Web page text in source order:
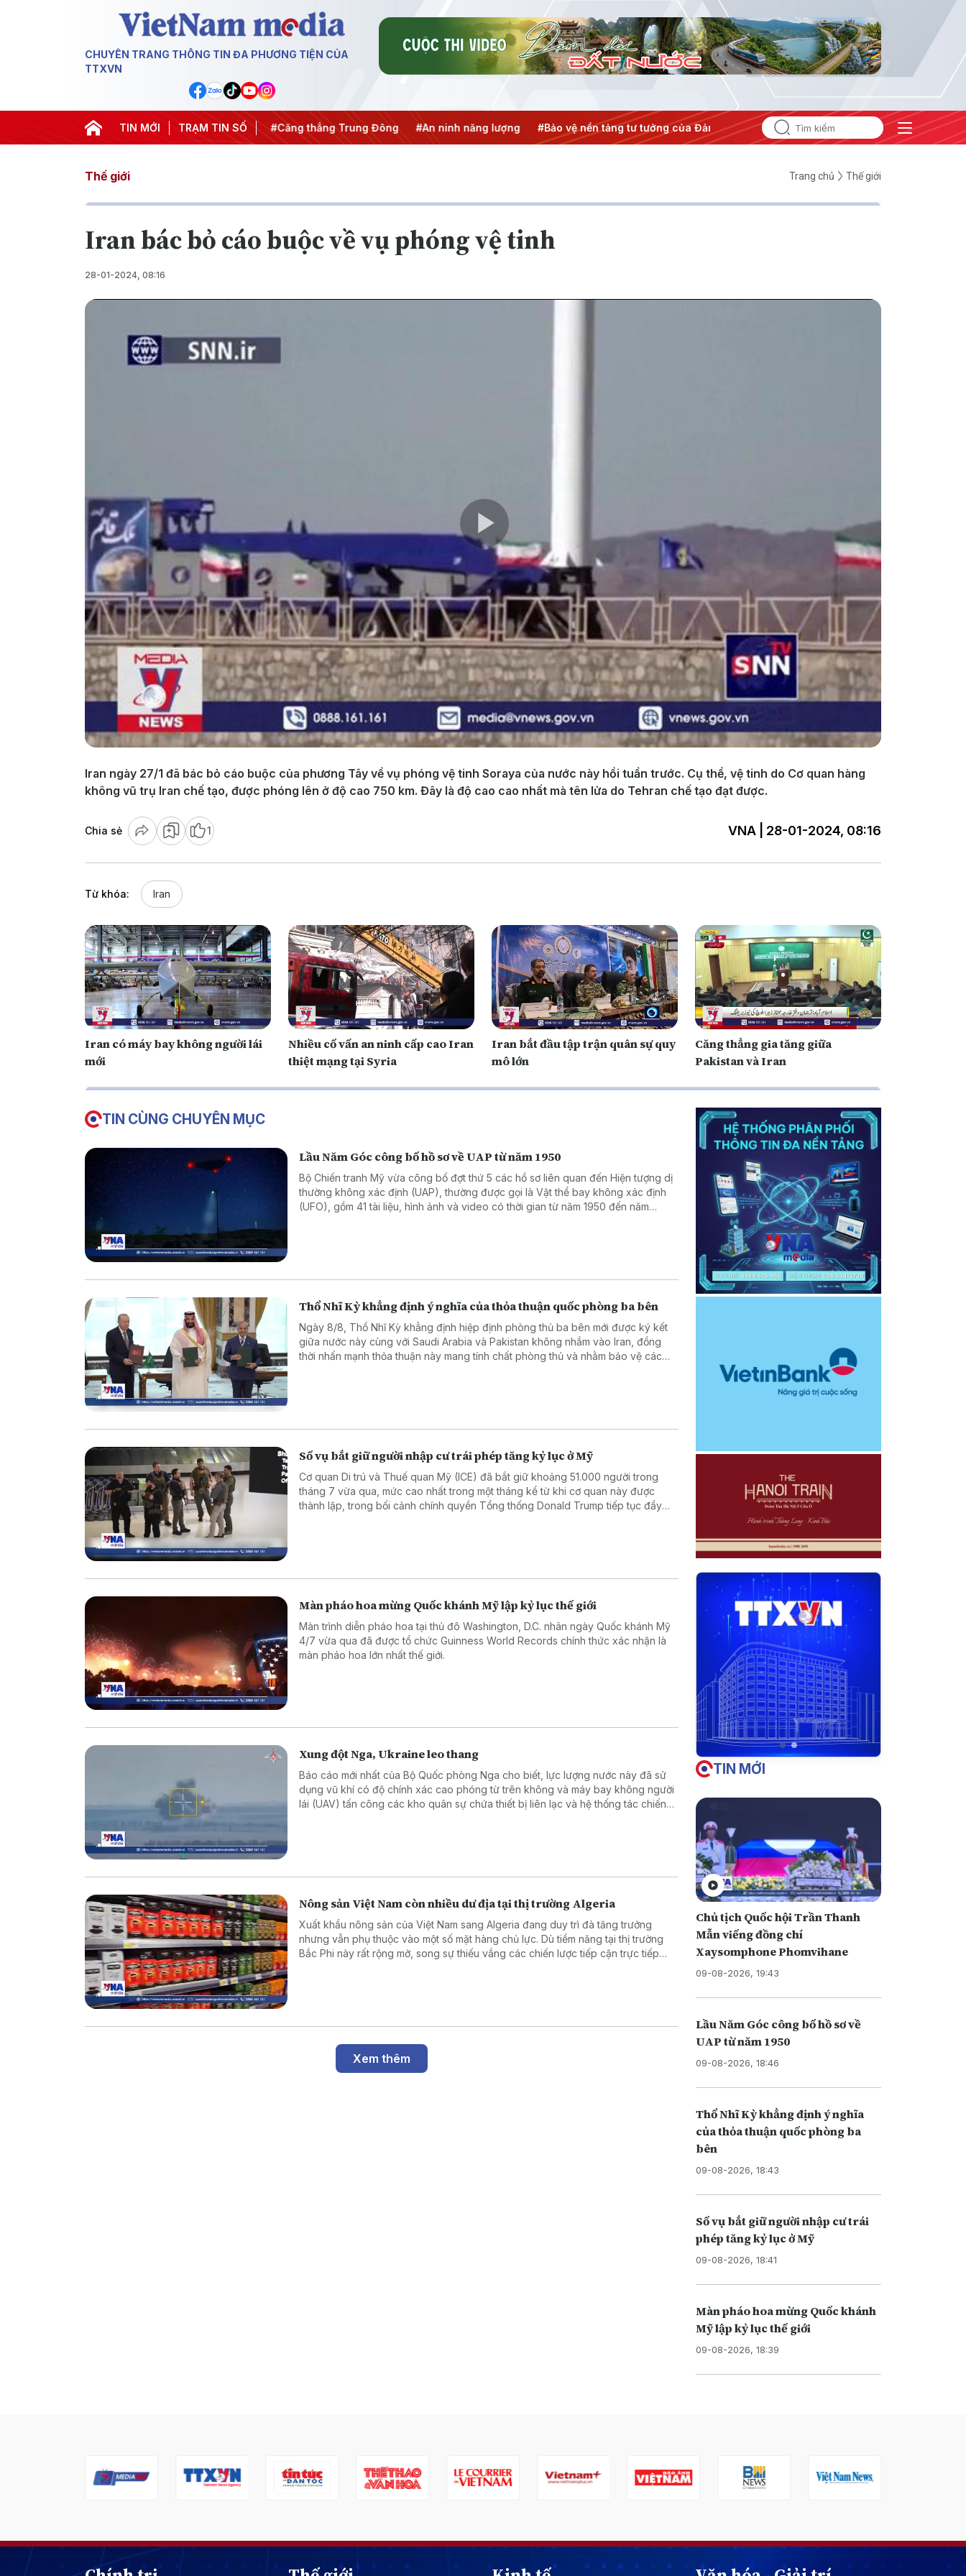
CHUYÊN TRANG THÔNG TIN ĐA PHƯƠNG TIỆN CỦA
TTXVN
TIN MỚI TRẠM TIN SỐ
dịch 500 ngày đêm #Chống khai thác IUU #Căng thẳng Trung Đông #An ninh năng lượng #Bảo vệ nền tảng tư tưởng của Đảng #Hội nghị Trung ương 3
Thế giới Trang chủ Thế giới
Iran bác bỏ cáo buộc về vụ phóng vệ tinh
28-01-2024, 08:16
Play
Video
Iran ngày 27/1 đã bác bỏ cáo buộc của phương Tây về vụ phóng vệ tinh Soraya của nước này hồi tuần trước. Cụ thể, vệ tinh do Cơ quan hàng
không vũ trụ Iran chế tạo, được phóng lên ở độ cao 750 km. Đây là độ cao cao nhất mà tên lửa do Tehran chế tạo đạt được.
Chia sẻ 1 VNA | 28-01-2024, 08:16
Từ khóa: Iran
Iran có máy bay không người lái
mới
Nhiều cố vấn an ninh cấp cao Iran
thiệt mạng tại Syria
Iran bắt đầu tập trận quân sự quy
mô lớn
Căng thẳng gia tăng giữa
Pakistan và Iran
TIN CÙNG CHUYÊN MỤC
Lầu Năm Góc công bố hồ sơ về UAP từ năm 1950
Bộ Chiến tranh Mỹ vừa công bố đợt thứ 5 các hồ sơ liên quan đến Hiện tượng dị
thường không xác định (UAP), thường được gọi là Vật thể bay không xác định
(UFO), gồm 41 tài liệu, hình ảnh và video có thời gian từ năm 1950 đến năm
Thổ Nhĩ Kỳ khẳng định ý nghĩa của thỏa thuận quốc phòng ba bên
Ngày 8/8, Thổ Nhĩ Kỳ khẳng định hiệp định phòng thủ ba bên mới được ký kết
giữa nước này cùng với Saudi Arabia và Pakistan không nhắm vào Iran, đồng
thời nhấn mạnh thỏa thuận này mang tính chất phòng thủ và nhằm bảo vệ các
Số vụ bắt giữ người nhập cư trái phép tăng kỷ lục ở Mỹ
Cơ quan Di trú và Thuế quan Mỹ (ICE) đã bắt giữ khoảng 51.000 người trong
tháng 7 vừa qua, mức cao nhất trong một tháng kể từ khi cơ quan này được
thành lập, trong bối cảnh chính quyền Tổng thống Donald Trump tiếp tục đẩy
Màn pháo hoa mừng Quốc khánh Mỹ lập kỷ lục thế giới
Màn trình diễn pháo hoa tại thủ đô Washington, D.C. nhân ngày Quốc khánh Mỹ
4/7 vừa qua đã được tổ chức Guinness World Records chính thức xác nhận là
màn pháo hoa lớn nhất thế giới.
Xung đột Nga, Ukraine leo thang
Báo cáo mới nhất của Bộ Quốc phòng Nga cho biết, lực lượng nước này đã sử
dụng vũ khí có độ chính xác cao phóng từ trên không và máy bay không người
lái (UAV) tấn công các kho quân sự chứa thiết bị liên lạc và hệ thống tác chiến
Nông sản Việt Nam còn nhiều dư địa tại thị trường Algeria
Xuất khẩu nông sản của Việt Nam sang Algeria đang duy trì đà tăng trưởng
nhưng vẫn phụ thuộc vào một số mặt hàng chủ lực. Dù tiềm năng tại thị trường
Bắc Phi này rất rộng mở, song sự thiếu vắng các chiến lược tiếp cận trực tiếp
Xem thêm
TIN MỚI
Chủ tịch Quốc hội Trần Thanh
Mẫn viếng đồng chí
Xaysomphone Phomvihane
09-08-2026, 19:43
Lầu Năm Góc công bố hồ sơ về
UAP từ năm 1950
09-08-2026, 18:46
Thổ Nhĩ Kỳ khẳng định ý nghĩa
của thỏa thuận quốc phòng ba
bên
09-08-2026, 18:43
Số vụ bắt giữ người nhập cư trái
phép tăng kỷ lục ở Mỹ
09-08-2026, 18:41
Màn pháo hoa mừng Quốc khánh
Mỹ lập kỷ lục thế giới
09-08-2026, 18:39